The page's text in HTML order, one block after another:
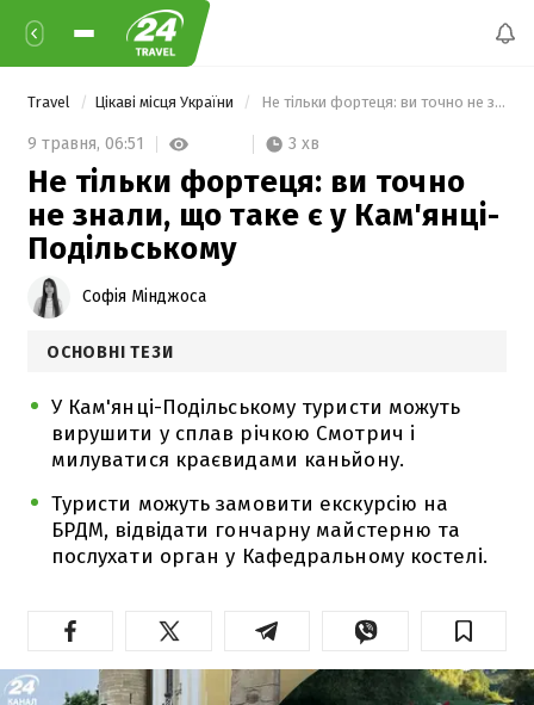
Travel Цікаві місця України Не тільки фортеця: ви точно не знали, що таке є у Кам'янці-Подільському
9 травня, 06:51 3 хв
Не тільки фортеця: ви точно
не знали, що таке є у Кам'янці-
Подільському
Софія Мінджоса
ОСНОВНІ ТЕЗИ
У Кам'янці-Подільському туристи можуть
вирушити у сплав річкою Смотрич і
милуватися краєвидами каньйону.
Туристи можуть замовити екскурсію на
БРДМ, відвідати гончарну майстерню та
послухати орган у Кафедральному костелі.